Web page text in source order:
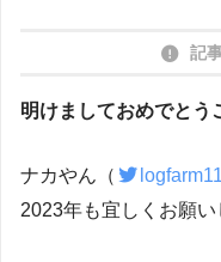
記
明けましておめでとう
ナカやん（
2023年も宜しくお願い